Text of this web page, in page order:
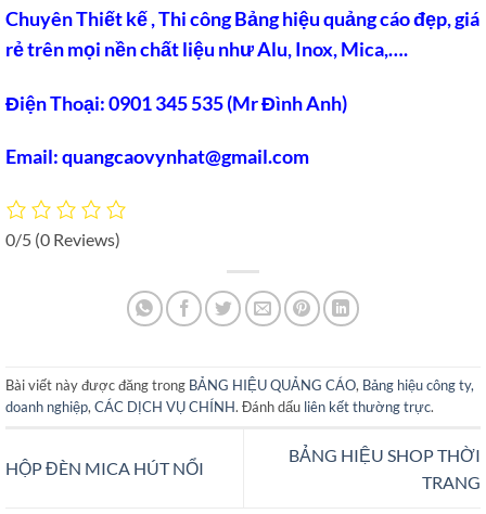
Chuyên Thiết kế , Thi công Bảng hiệu quảng cáo đẹp, giá
rẻ trên mọi nền chất liệu như Alu, Inox, Mica,….
Điện Thoại: 0901 345 535 (Mr Đình Anh)
Email: quangcaovynhat@gmail.com
0/5 (0 Reviews)
Bài viết này được đăng trong BẢNG HIỆU QUẢNG CÁO, Bảng hiệu công ty,
doanh nghiệp, CÁC DỊCH VỤ CHÍNH. Đánh dấu liên kết thường trực.
HỘP ĐÈN MICA HÚT NỔI
BẢNG HIỆU SHOP THỜI
TRANG